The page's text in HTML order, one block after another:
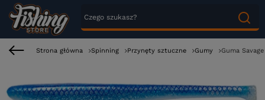
Strona główna Spinning Przynęty sztuczne Gumy Guma